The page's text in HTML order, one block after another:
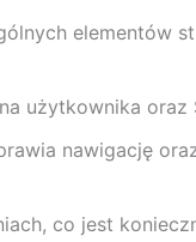
elementów
użytkownika oraz
nawigację
co jest